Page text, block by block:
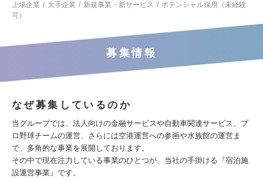
上場企業
大手企業 新規事業・新サービス
ポテンシャル採用（未経験
可）
募集情報
なぜ募集しているのか
当グループでは、法人向けの金融サービスや自動車関連サービス、プ
ロ野球チームの運営、さらには空港運営への参画や水族館の運営ま
で、多角的な事業を展開しております。
その中で現在注力している事業のひとつが、当社の手掛ける『宿泊施
設運営事業』です。